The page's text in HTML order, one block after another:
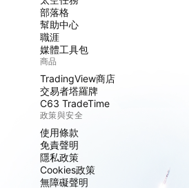
部落格
幫助中心
職涯
媒體工具包
商品
TradingView商店
交易者塔羅牌
C63 TradeTime
政策與安全
使用條款
免責聲明
隱私政策
Cookies政策
無障礙聲明